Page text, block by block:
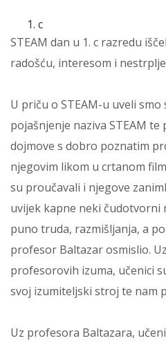
c
STEAM dan u 1. c razredu
radošću, interesom i
U priču o STEAM-u uveli smo
pojašnjenje naziva STEAM
dojmove s dobro poznatim
njegovim likom u crtanom
su proučavali i njegove
uvijek kapne neki čudotvorni
puno truda, razmišljanja, a
profesor Baltazar osmislio.
profesorovih izuma, učenici
svoj izumiteljski stroj te nam
Uz profesora Baltazara,